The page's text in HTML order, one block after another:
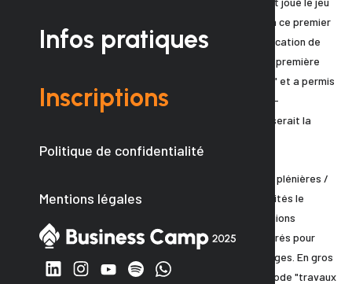
Infos pratiques
Inscriptions
Politique de confidentialité
Mentions légales
et sauté dans l'inconnu en venant de toute la France à ce premier
évènement. Un peu d'huile de coude, beaucoup d'implication de
toute l'équipe jusqu'au jour J sont la recette de cette première
édition qui a ouvert la voie malgré son côté "artisanal" et a permis
de recueillir les bonnes ondes et la satisfaction des E-
commerçant(e)s présents et demandant déjà quand serait la
Des échanges riches et variés :
Pour cette première édition nous avions organisé des plénières /
tables rondes avec nos experts car le nombre des invités le
permettait. L'évènement s'étant agrandi nous privilégions
aujourd'hui des Workshop en plus petits comités séparés pour
créer des groupes, une émulsion et faciliter les échanges. En gros
nous sommes passés du mode "cours magistral" ou mode "travaux